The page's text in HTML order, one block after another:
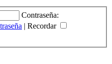
Contraseña:
| Recordar